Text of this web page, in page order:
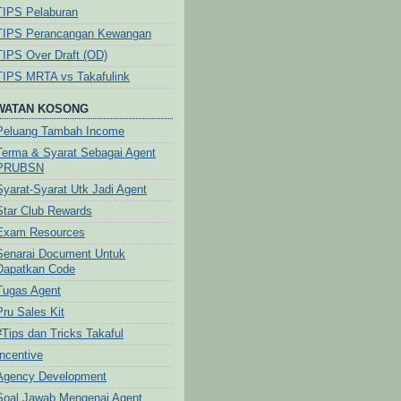
Pelaburan
Perancangan Kewangan
Over Draft (OD)
MRTA vs Takafulink
KOSONG
Tambah Income
& Syarat Sebagai Agent
Syarat Utk Jadi Agent
Club Rewards
Resources
Document Untuk
Code
Agent
Sales Kit
dan Tricks Takaful
Development
Jawab Mengenai Agent